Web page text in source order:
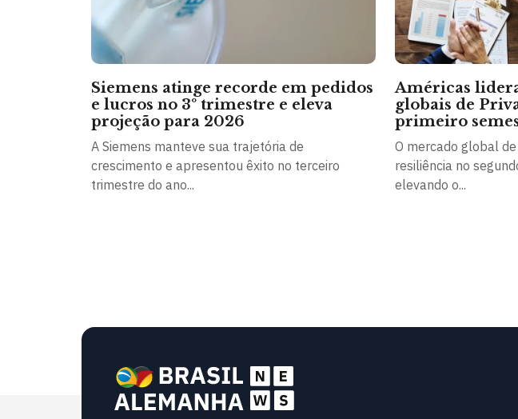
Siemens atinge recorde em pedidos
e lucros no 3º trimestre e eleva
projeção para 2026
A Siemens manteve sua trajetória de
crescimento e apresentou êxito no terceiro
trimestre do ano...
Américas
globais de
primeiro
O mercado global
resiliência no
elevando o...